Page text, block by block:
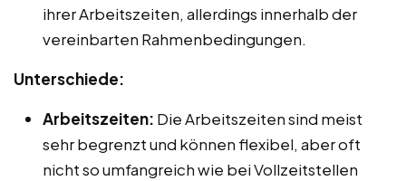
ihrer Arbeitszeiten, allerdings innerhalb der
vereinbarten Rahmenbedingungen.
Unterschiede:
Arbeitszeiten: Die Arbeitszeiten sind meist
sehr begrenzt und können flexibel, aber oft
nicht so umfangreich wie bei Vollzeitstellen